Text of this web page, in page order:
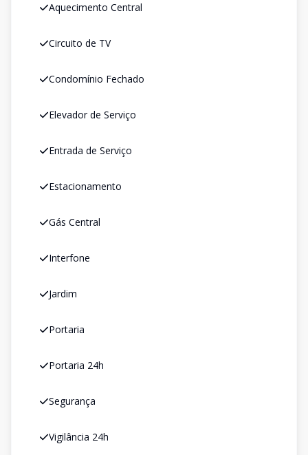
Aquecimento Central
Circuito de TV
Condomínio Fechado
Elevador de Serviço
Entrada de Serviço
Estacionamento
Gás Central
Interfone
Jardim
Portaria
Portaria 24h
Segurança
Vigilância 24h